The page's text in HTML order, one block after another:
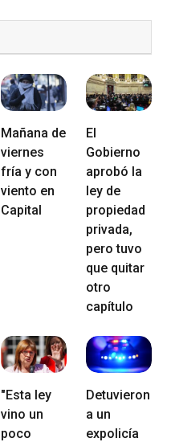
Mañana de
viernes
fría y con
viento en
Capital
El
Gobierno
aprobó la
ley de
propiedad
privada,
pero tuvo
que quitar
otro
capítulo
"Esta ley
vino un
poco
Detuvieron
a un
expolicía